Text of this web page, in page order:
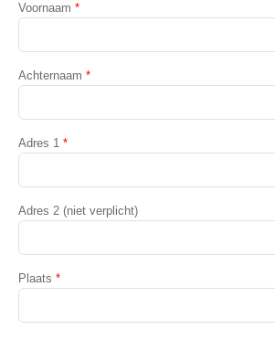
Voornaam *
Achternaam *
Adres 1 *
Adres 2 (niet verplicht)
Plaats *